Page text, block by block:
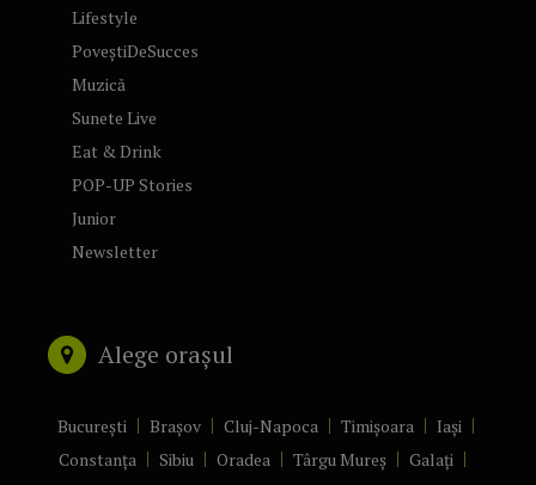
Lifestyle
PoveștiDeSucces
Muzică
Sunete Live
Eat & Drink
POP-UP Stories
Junior
Newsletter
Alege orașul
București Brașov Cluj-Napoca Timișoara
Iași
Constanța
Sibiu Oradea Târgu Mureș
Galați